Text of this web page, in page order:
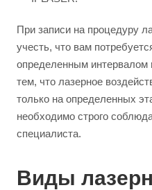
При записи на процедуру
учесть, что вам
определенным
тем, что лазерное
только на определенных
необходимо строго
специалиста.
Виды